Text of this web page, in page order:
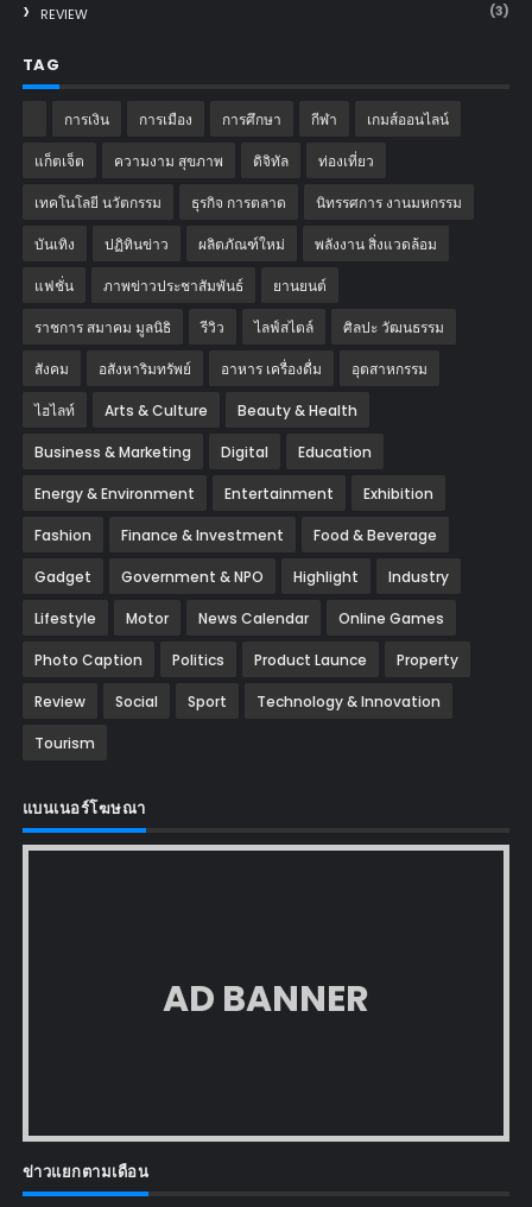
REVIEW (3)
TAG
การเงิน การเมือง การศึกษา กีฬา เกมส์ออนไลน์
แก็ตเจ็ต ความงาม สุขภาพ ดิจิทัล ท่องเที่ยว
เทคโนโลยี นวัตกรรม ธุรกิจ การตลาด นิทรรศการ งานมหกรรม
บันเทิง ปฏิทินข่าว ผลิตภัณฑ์ใหม่ พลังงาน สิ่งแวดล้อม
แฟชั่น ภาพข่าวประชาสัมพันธ์ ‎ยานยนต์‎
ราชการ สมาคม มูลนิธิ รีวิว ไลฟ์สไตล์ ศิลปะ วัฒนธรรม
สังคม อสังหาริมทรัพย์ อาหาร เครื่องดื่ม อุตสาหกรรม
ไฮไลท์ Arts & Culture Beauty & Health
Business & Marketing Digital Education
Energy & Environment Entertainment Exhibition
Fashion Finance & Investment Food & Beverage
Gadget Government & NPO Highlight Industry
Lifestyle Motor News Calendar Online Games
Photo Caption Politics Product Launce Property
Review Social Sport Technology & Innovation
Tourism
แบนเนอร์โฆษณา
AD BANNER
ข่าวแยกตามเดือน